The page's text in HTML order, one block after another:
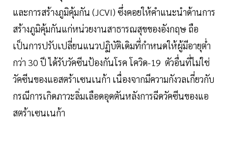
และการสร้างภูมิคุ้มกัน (JCVI) ซึ่งคอยให้คำแนะนำด้านการ
สร้างภูมิคุ้มกันแก่หน่วยงานสาธารณสุขของอังกฤษ ถือ
เป็นการปรับเปลี่ยนแนวปฏิบัติเดิมที่กำหนดให้ผู้มีอายุต่ำ
กว่า 30 ปี ได้รับวัคซีนป้องกันโรค โควิด-19 ตัวอื่นที่ไม่ใช่
วัคซีนของแอสตร้าเซนเนก้า เนื่องจากมีความกังวลเกี่ยวกับ
กรณีการเกิดภาวะลิ่มเลือดอุดตันหลังการฉีดวัคซีนของแอ
สตร้าเซนเนก้า